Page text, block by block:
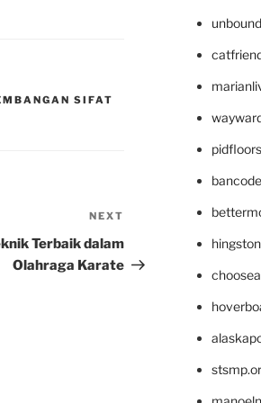
SIFAT
Post
NEXT
Terbaik dalam
Olahraga Karate